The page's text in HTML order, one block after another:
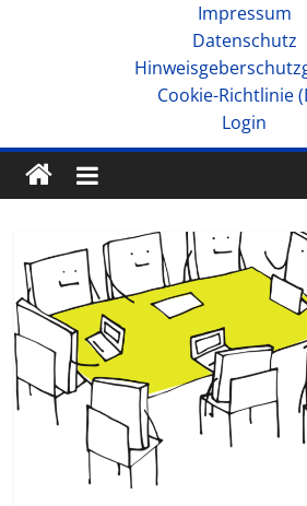
Impressum
Datenschutz
Cookie-Richtlinie
Login